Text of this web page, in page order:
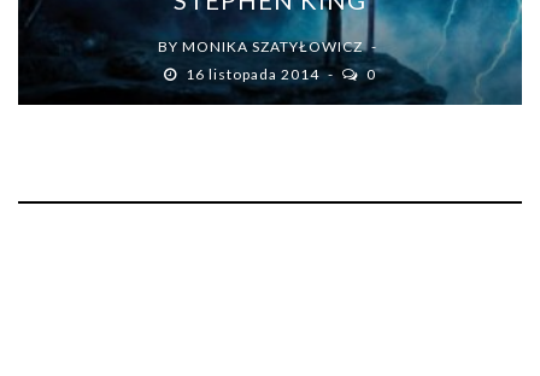
BY MONIKA SZATYŁOWICZ
16 listopada 2014
0